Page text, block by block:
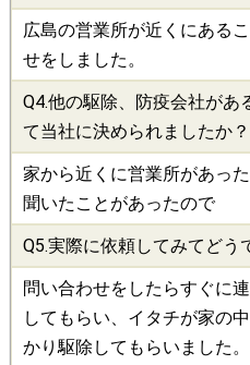
広島の営業所が近くにある
せをしました。
Q4.他の駆除、 防疫会社があ
て当社に決められましたか？
家から近くに営業所があっ
聞いたことがあったので
Q5.実際に依頼してみてどう
問い合わせをしたらすぐに
してもらい、イタチが家の
かり駆除してもらいました